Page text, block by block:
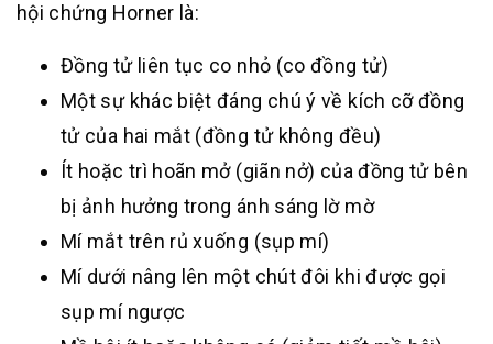
hội chứng Horner là:
Đồng tử liên tục co nhỏ (co đồng tử)
Một sự khác biệt đáng chú ý về kích cỡ đồng
tử của hai mắt (đồng tử không đều)
Ít hoặc trì hoãn mở (giãn nở) của đồng tử bên
bị ảnh hưởng trong ánh sáng lờ mờ
Mí mắt trên rủ xuống (sụp mí)
Mí dưới nâng lên một chút đôi khi được gọi
sụp mí ngược